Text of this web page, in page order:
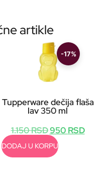
artikle
-17%
Tupperware dečija flaša
lav 350 ml
1.150RSD950 RSD
DODAJ U KORPU